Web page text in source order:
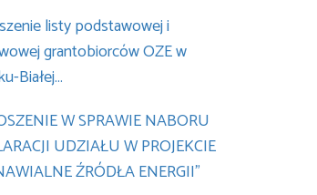
listy podstawowej i
grantobiorców OZE w
Białej…
W SPRAWIE NABORU
UDZIAŁU W PROJEKCIE
ŹRÓDŁA ENERGII”